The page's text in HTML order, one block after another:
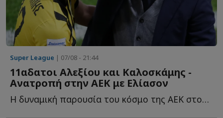
Super League | 07/08 - 21:44
11αδατοι Αλεξίου και Καλοσκάμης -
Ανατροπή στην ΑΕΚ με Ελίασον
Η δυναμική παρουσία του κόσμο της ΑΕΚ στον τελικό του Su...